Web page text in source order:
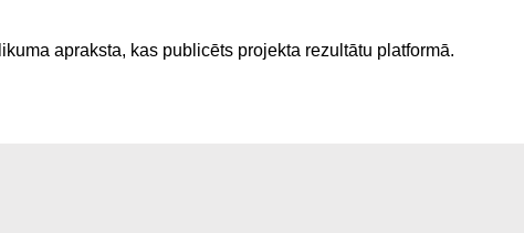
apraksta, kas publicēts projekta rezultātu platformā.